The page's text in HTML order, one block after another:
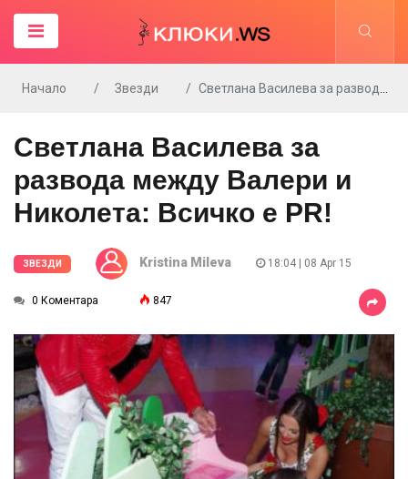
Начало Звезди Светлана Василева за развода между Валери и Николета: Всичко e PR!
Светлана Василева за
развода между Валери и
Николета: Всичко e PR!
ЗВЕЗДИ Kristina Mileva 18:04 | 08 Apr 15
0 Коментара 847